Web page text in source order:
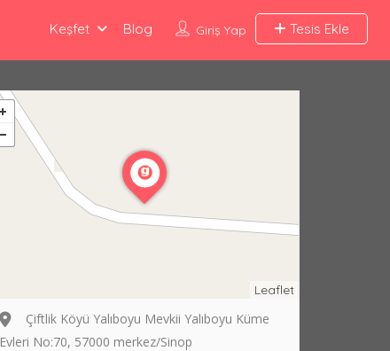
Giriş Yap Tesis Ekle
Keşfet Blog
Leaflet
Çiftlik Köyü Yalıboyu Mevkii Yalıboyu Küme
Evleri No:70, 57000 merkez/Sinop